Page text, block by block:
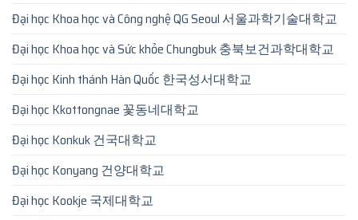
Đại học Khoa học và Công nghệ QG Seoul 서울과학기술대학교
Đại học Khoa học và Sức khỏe Chungbuk 충북보건과학대학교
Đại học Kinh thánh Hàn Quốc 한국성서대학교
Đại học Kkottongnae 꽃동네대학교
Đại học Konkuk 건국대학교
Đại học Konyang 건양대학교
Đại học Kookje 국제대학교